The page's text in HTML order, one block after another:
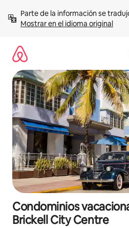
contenidoMostrar en el idioma original
Condominios
Brickell City Centre